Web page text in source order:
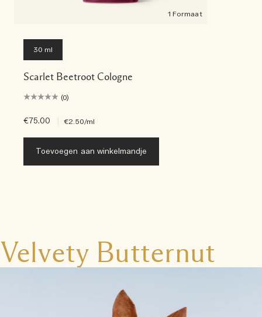
1 Formaat
30 ml
Scarlet Beetroot Cologne
(0)
€75.00 €2.50/ml
Toevoegen aan winkelmandje
Velvety Butternut